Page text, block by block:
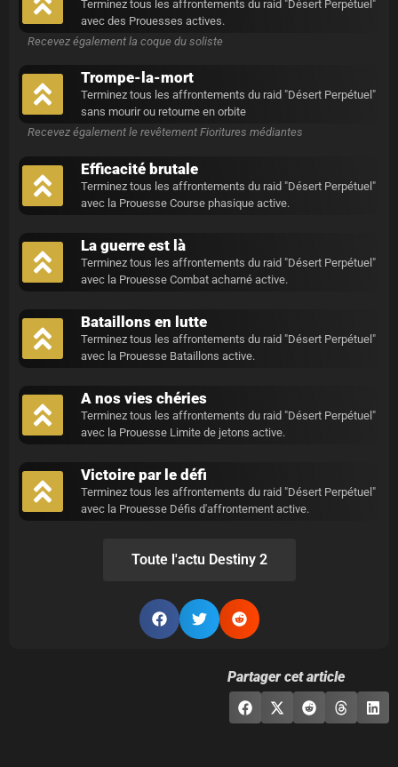
Terminez tous les affrontements du raid "Désert Perpétuel"
avec des Prouesses actives.
Recevez également la coque du soliste
Trompe-la-mort
Terminez tous les affrontements du raid "Désert Perpétuel"
sans mourir ou retourne en orbite
Recevez également le revêtement Fioritures médiantes
Efficacité brutale
Terminez tous les affrontements du raid "Désert Perpétuel"
avec la Prouesse Course phasique active.
La guerre est là
Terminez tous les affrontements du raid "Désert Perpétuel"
avec la Prouesse Combat acharné active.
Bataillons en lutte
Terminez tous les affrontements du raid "Désert Perpétuel"
avec la Prouesse Bataillons active.
A nos vies chéries
Terminez tous les affrontements du raid "Désert Perpétuel"
avec la Prouesse Limite de jetons active.
Victoire par le défi
Terminez tous les affrontements du raid "Désert Perpétuel"
avec la Prouesse Défis d'affrontement active.
Toute l'actu Destiny 2
Partager cet article